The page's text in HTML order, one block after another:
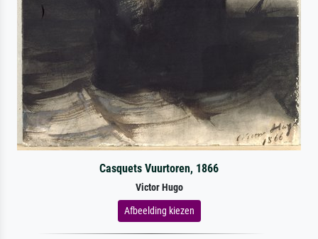
Casquets Vuurtoren, 1866
Victor Hugo
Afbeelding kiezen